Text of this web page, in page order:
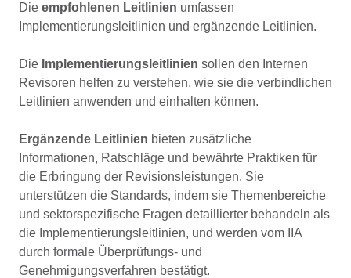
Die empfohlenen Leitlinien umfassen
Implementierungsleitlinien und ergänzende Leitlinien.
Die Implementierungsleitlinien sollen den Internen
Revisoren helfen zu verstehen, wie sie die verbindlichen
Leitlinien anwenden und einhalten können.
Ergänzende Leitlinien bieten zusätzliche
Informationen, Ratschläge und bewährte Praktiken für
die Erbringung der Revisionsleistungen. Sie
unterstützen die Standards, indem sie Themenbereiche
und sektorspezifische Fragen detaillierter behandeln als
die Implementierungsleitlinien, und werden vom IIA
durch formale Überprüfungs- und
Genehmigungsverfahren bestätigt.